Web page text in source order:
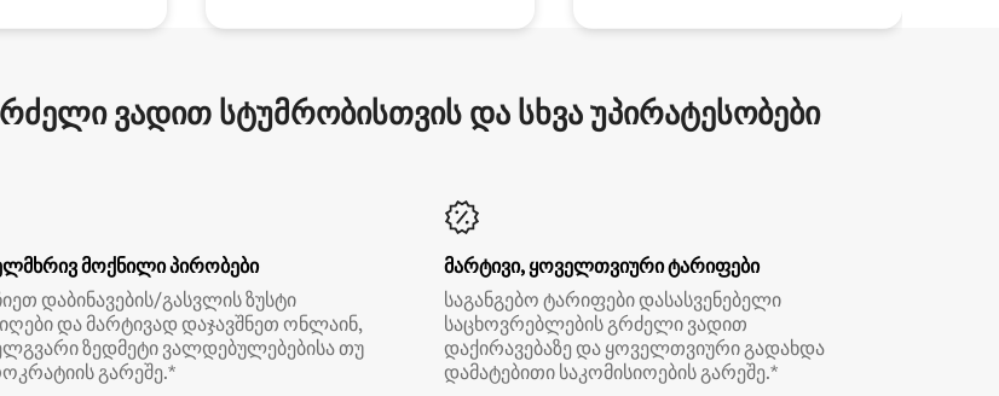
ვადით სტუმრობისთვის და სხვა უპირატესობები
მოქნილი პირობები
დაბინავების/გასვლის ზუსტი
და მარტივად დაჯავშნეთ ონლაინ,
ზედმეტი ვალდებულებებისა თუ
გარეშე.*
მარტივი, ყოველთვიური ტარიფები
საგანგებო ტარიფები დასასვენებელი
საცხოვრებლების გრძელი ვადით
დაქირავებაზე და ყოველთვიური გადახდა
დამატებითი საკომისიოების გარეშე.*